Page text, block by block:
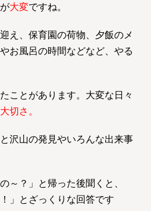
大変ですね。
え、保育園の荷物、夕飯のメ
お風呂の時間などなど、やる
ことがあります。大変な日々
切さ。
沢山の発見やいろんな出来事
～？」と帰った後聞くと、
」とざっくりな回答です